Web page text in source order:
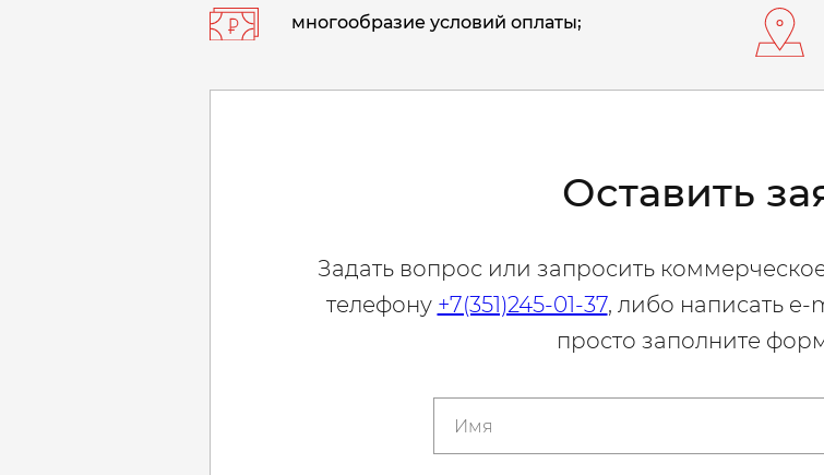
многообразие условий оплаты;
Оставить
Задать вопрос или запросить
телефону +7(351)245-01-37, либо написать e-
просто заполните